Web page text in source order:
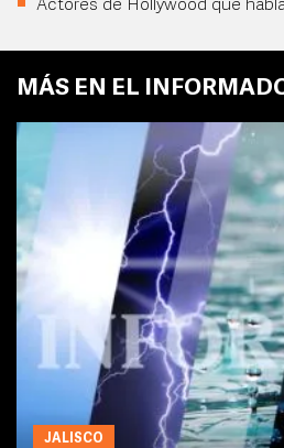
Actores de Hollywood que
MÁS EN EL
JALISCO